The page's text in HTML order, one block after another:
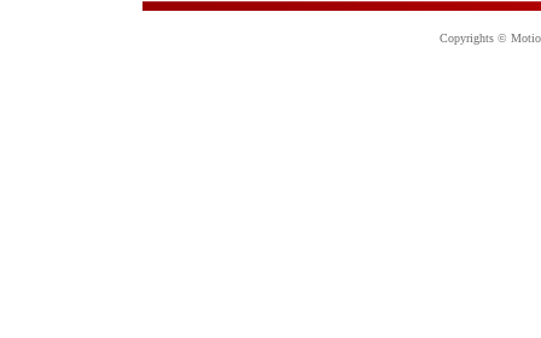
Copyrights ©